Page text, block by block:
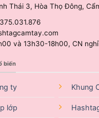
Thái 3, Hòa Thọ Đông,
và 13h30-18h00, CN nghỉ
biến
ty
lớp
Khung